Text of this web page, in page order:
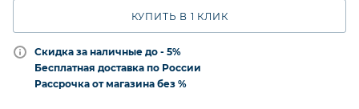
КУПИТЬ В 1 КЛИК
Скидка за наличные до - 5%
Бесплатная доставка по России
Рассрочка от магазина без %